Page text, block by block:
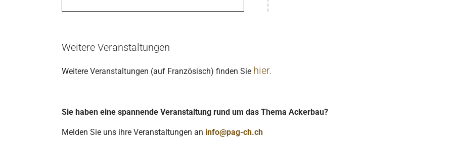
Weitere Veranstaltungen
Weitere Veranstaltungen (auf Französisch) finden Sie hier.
Sie haben eine spannende Veranstaltung rund um das Thema Ackerbau?
Melden Sie uns ihre Veranstaltungen an info@pag-ch.ch